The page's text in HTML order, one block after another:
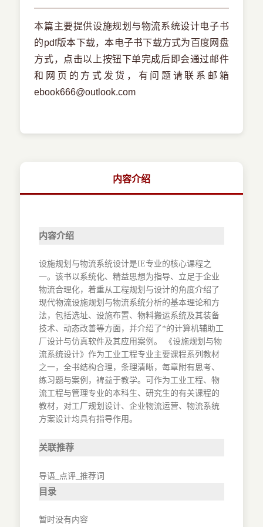
本篇主要提供设施规划与物流系统设计电子书
的pdf版本下载，本电子书下载方式为百度网盘
方式，点击以上按钮下单完成后即会通过邮件
和网页的方式发货，有问题请联系邮箱
ebook666@outlook.com
内容介绍
内容介绍
设施规划与物流系统设计是IE专业的核心课程之
一。该书以系统化、精益思想为指导、立足于企业
物流合理化，着重从工程规划与设计的角度介绍了
现代物流设施规划与物流系统分析的基本理论和方
法，包括选址、设施布置、物料搬运系统及其装备
技术、动态改善等方面，并介绍了*的计算机辅助工
厂设计与仿真软件及其应用案例。 《设施规划与物
流系统设计》作为工业工程专业主要课程系列教材
之一，全书结构合理，条理清晰，每章附有思考、
练习题与案例，裨益于教学。可作为工业工程、物
流工程与管理专业的本科生、研究生的有关课程的
教材，对工厂规划设计、企业物流运营、物流系统
方案设计均具有指导作用。
关联推荐
导语_点评_推荐词
目录
暂时没有内容